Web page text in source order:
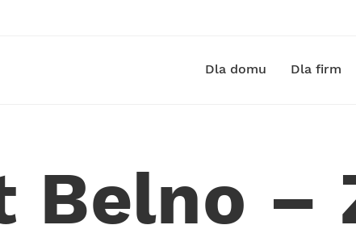
Dla domu Dla firm
Belno –